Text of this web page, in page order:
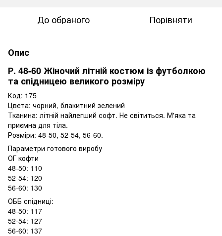
До обраного Порівняти
Опис
Р. 48-60 Жіночий літній костюм із футболкою
та спідницею великого розміру
Код: 175
Цвета: чорний, блакитний зелений
Тканина: літній найлегший софт. Не світиться. М'яка та
приємна для тіла.
Розміри: 48-50, 52-54, 56-60.
Параметри готового виробу
ОГ кофти
48-50: 110
52-54: 120
56-60: 130
ОББ спідниці:
48-50: 117
52-54: 127
56-60: 137